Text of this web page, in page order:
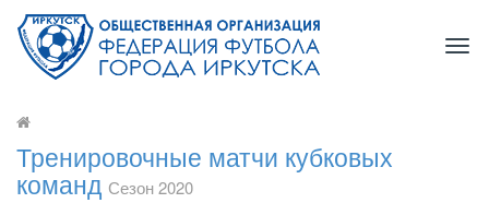
Тренировочные матчи кубковых
команд Сезон 2020